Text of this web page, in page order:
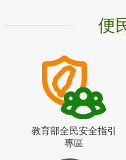
便
教育部全民安全指引
專區